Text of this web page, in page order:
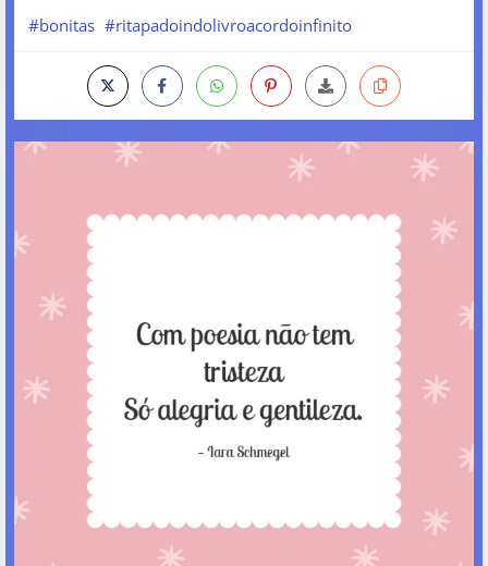
#bonitas #ritapadoindolivroacordoinfinito